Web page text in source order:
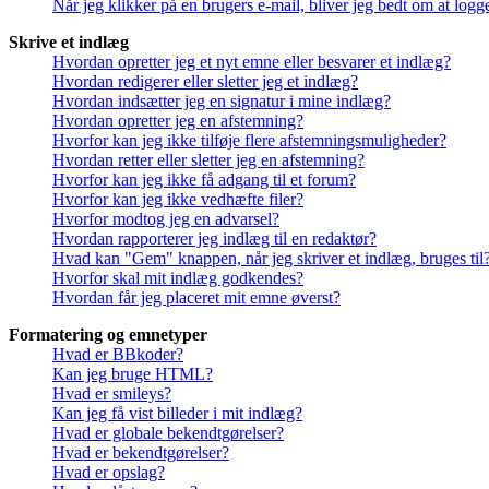
Når jeg klikker på en brugers e-mail, bliver jeg bedt om at
Skrive et indlæg
Hvordan opretter jeg et nyt emne eller besvarer et indlæg?
Hvordan redigerer eller sletter jeg et indlæg?
Hvordan indsætter jeg en signatur i mine indlæg?
Hvordan opretter jeg en afstemning?
Hvorfor kan jeg ikke tilføje flere afstemningsmuligheder?
Hvordan retter eller sletter jeg en afstemning?
Hvorfor kan jeg ikke få adgang til et forum?
Hvorfor kan jeg ikke vedhæfte filer?
Hvorfor modtog jeg en advarsel?
Hvordan rapporterer jeg indlæg til en redaktør?
Hvad kan "Gem" knappen, når jeg skriver et indlæg, bruges
Hvorfor skal mit indlæg godkendes?
Hvordan får jeg placeret mit emne øverst?
Formatering og emnetyper
Hvad er BBkoder?
Kan jeg bruge HTML?
Hvad er smileys?
Kan jeg få vist billeder i mit indlæg?
Hvad er globale bekendtgørelser?
Hvad er bekendtgørelser?
Hvad er opslag?